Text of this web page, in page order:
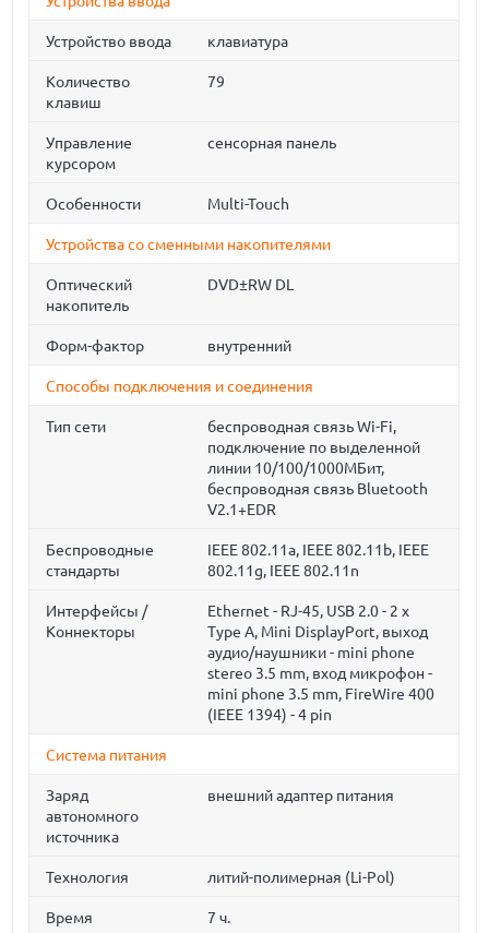
Устройство ввода клавиатура
Количество
клавиш
79
Управление
курсором
сенсорная панель
Особенности Multi-Touch
Устройства со сменными накопителями
Оптический
накопитель
DVD±RW DL
Форм-фактор внутренний
Способы подключения и соединения
Тип сети
беспроводная связь Wi-Fi,
подключение по выделенной
линии 10/100/1000МБит,
беспроводная связь Bluetooth
V2.1+EDR
Беспроводные
стандарты
IEEE 802.11a, IEEE 802.11b, IEEE
802.11g, IEEE 802.11n
Интерфейсы /
Коннекторы
Ethernet - RJ-45, USB 2.0 - 2 x
Type A, Mini DisplayPort, выход
аудио/наушники - mini phone
stereo 3.5 mm, вход микрофон -
mini phone 3.5 mm, FireWire 400
(IEEE 1394) - 4 pin
Система питания
Заряд
автономного
источника
внешний адаптер питания
Технология литий-полимерная (Li-Pol)
Время
7 ч.